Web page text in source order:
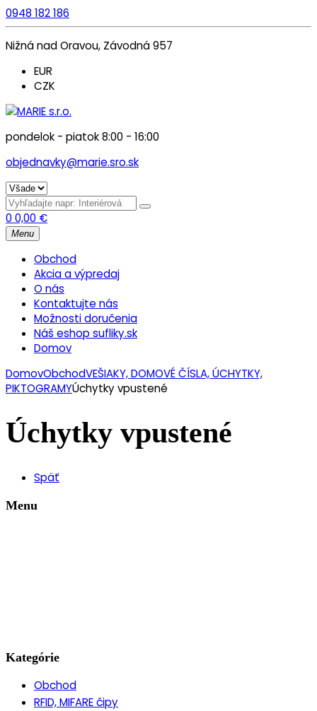
0948 182 186
Nižná nad Oravou, Závodná 957
EUR
CZK
pondelok - piatok 8:00 - 16:00
objednavky@marie.sro.sk
0 0,00 €
Menu
Obchod
Akcia a výpredaj
O nás
Kontaktujte nás
Možnosti doručenia
Náš eshop sufliky.sk
Domov
DomovObchodVEŠIAKY, DOMOVÉ ČÍSLA, ÚCHYTKY,
PIKTOGRAMYÚchytky vpustené
Úchytky vpustené
Späť
Menu
Kategórie
Obchod
RFID, MIFARE čipy